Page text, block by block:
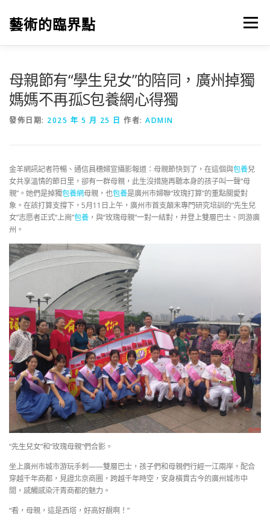
藝術的臨界點 選單
母親節有“學生兒女”的陪同，廣州掉獨
媽媽不再孤S包養網心得獨
發佈日期: 2025 年 5 月 25 日 作者: ADMIN
金羊網訊記者符暢、通信員穗婦宣攝影報道：母親節快到了，在這個與包養兒
女共享溫情的節日里，卻有一群母親，此生沒措施再聽本身的孩子叫一聲“母
親”。她們是掉獨包養網母親，也包養是廣州市婦聯“玫瑰打算”的重點關愛對
象。在該打算支撐下，5月11日上午，廣州市首支顛末專門研究培訓的“先生兒
女”志愿者正式“上崗”包養 ，與“玫瑰母親”一對一結對，并登上雙層巴士、同游廣
州。
“先生兒女”和“玫瑰母親”們合影。
坐上廣州市城市游玩手刺——雙層巴士，孩子們和母親們行經一江兩岸，配合
穿越千年商都，見證北京商圈，跨越千年時空，安身橫貫古今的廣州城市中
間，感觸感染汗青商都的魅力。
“看，母親，這是西塔，好高好靚啊！”